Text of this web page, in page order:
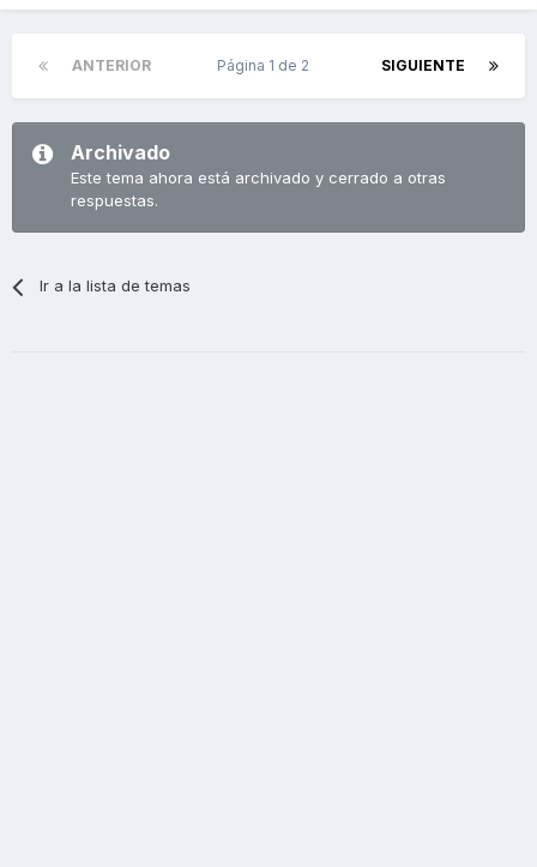
ANTERIOR SIGUIENTE
Página 1 de 2
Archivado
Este tema ahora está archivado y cerrado a otras
respuestas.
Ir a la lista de temas